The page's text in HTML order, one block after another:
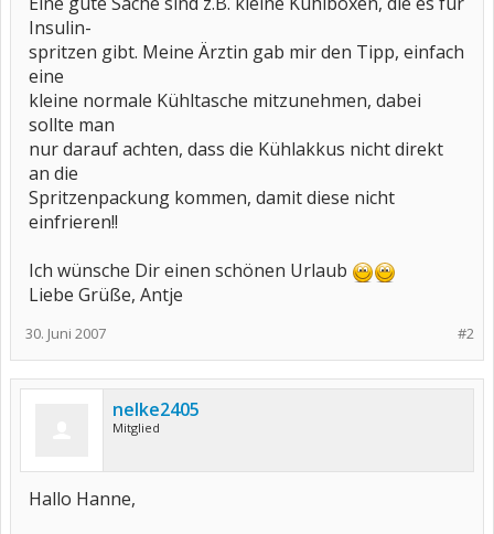
Insulin-
spritzen gibt. Meine Ärztin gab mir den Tipp, einfach
eine
kleine normale Kühltasche mitzunehmen, dabei
sollte man
nur darauf achten, dass die Kühlakkus nicht direkt
an die
Spritzenpackung kommen, damit diese nicht
einfrieren!!
Ich wünsche Dir einen schönen Urlaub
Liebe Grüße, Antje
#2
30. Juni 2007
nelke2405
Mitglied
Hallo Hanne,